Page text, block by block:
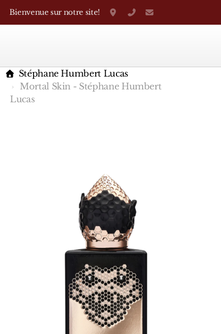
Bienvenue sur notre site! Grand-Rue 38, Genève
+41 22 310 38 75
Stéphane Humbert Lucas
Mortal Skin - Stéphane Humbert
Lucas
Maitre Parfumeur et Gantier